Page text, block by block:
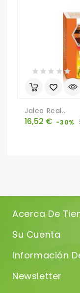
Jalea Real...
Precio
16,52 € -30%
Acerca De
Su Cuenta
Información
Newsletter